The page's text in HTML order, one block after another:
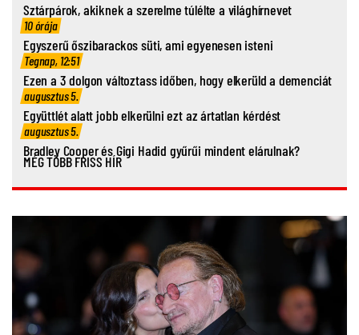
Sztárpárok, akiknek a szerelme túlélte a világhírnevet
10 órája
Egyszerű őszibarackos süti, ami egyenesen isteni
Tegnap, 12:51
Ezen a 3 dolgon változtass időben, hogy elkerüld a demenciát
augusztus 5.
Együttlét alatt jobb elkerülni ezt az ártatlan kérdést
augusztus 5.
Bradley Cooper és Gigi Hadid gyűrűi mindent elárulnak?
MÉG TÖBB FRISS HÍR